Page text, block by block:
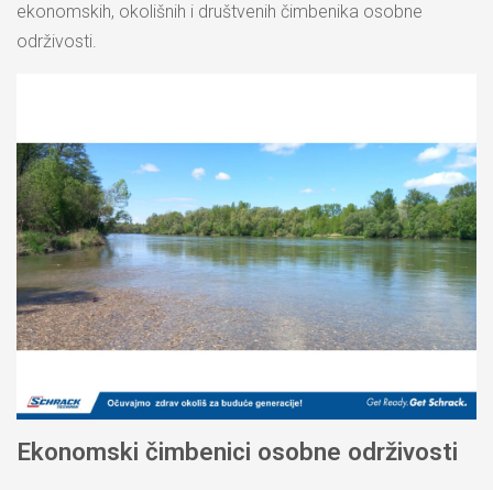
ekonomskih, okolišnih i društvenih čimbenika osobne
održivosti.
Ekonomski čimbenici osobne održivosti